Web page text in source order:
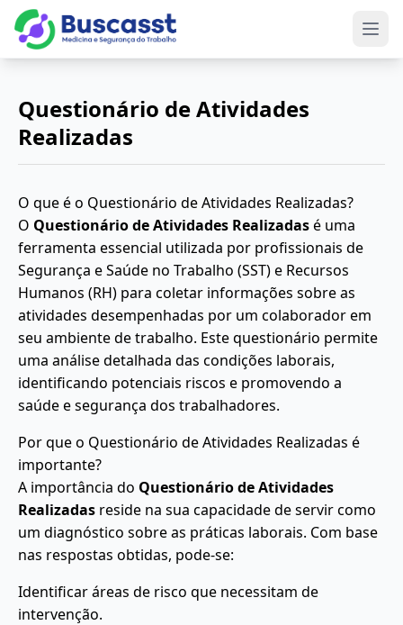
Questionário de Atividades
Realizadas
O que é o Questionário de Atividades Realizadas?
O Questionário de Atividades Realizadasé uma
ferramenta essencial utilizada por profissionais de
Segurança e Saúde no Trabalho (SST) e Recursos
Humanos (RH) para coletar informações sobre as
atividades desempenhadas por um colaborador em
seu ambiente de trabalho. Este questionário permite
uma análise detalhada das condições laborais,
identificando potenciais riscos e promovendo a
saúde e segurança dos trabalhadores.
Por que o Questionário de Atividades Realizadas é
importante?
A importância do Questionário de Atividades
Realizadas reside na sua capacidade de servir como
um diagnóstico sobre as práticas laborais. Com base
nas respostas obtidas, pode-se:
Identificar áreas de risco que necessitam de
intervenção.